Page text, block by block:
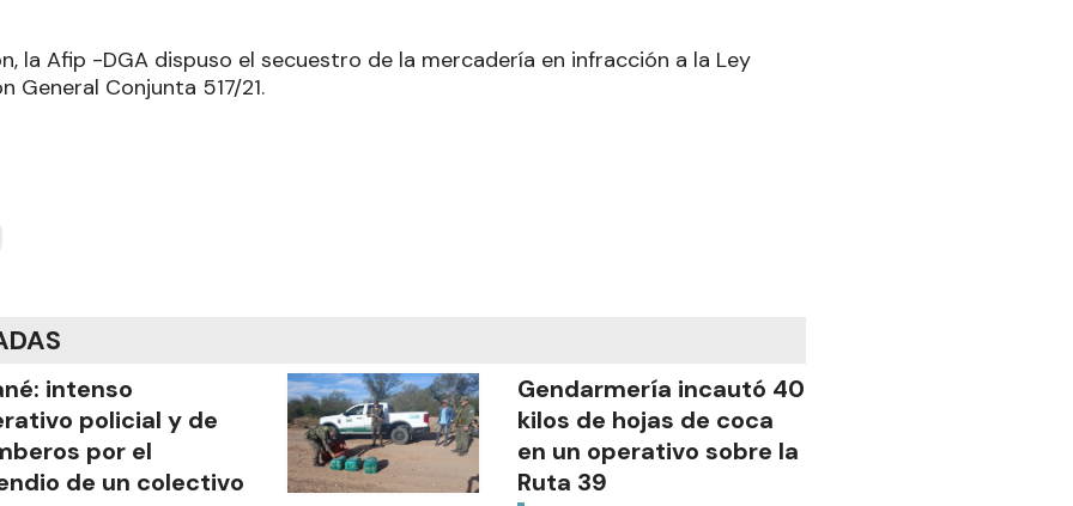
la Afip -DGA dispuso el secuestro de la mercadería en infracción a la Ley
General Conjunta 517/21.
intenso
policial y de
por el
de un colectivo
Gendarmería incautó 40
kilos de hojas de coca
en un operativo sobre la
Ruta 39